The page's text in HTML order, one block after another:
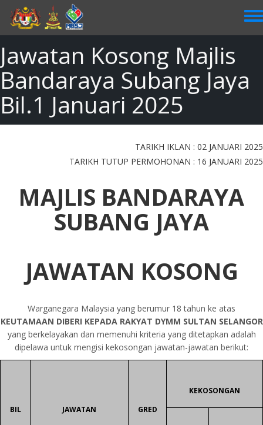
main
content
Jawatan Kosong Majlis
Bandaraya Subang Jaya
Bil.1 Januari 2025
TARIKH IKLAN : 02 JANUARI 2025
TARIKH TUTUP PERMOHONAN : 16 JANUARI 2025
MAJLIS BANDARAYA
SUBANG JAYA
JAWATAN KOSONG
Warganegara Malaysia yang berumur 18 tahun ke atas
KEUTAMAAN DIBERI KEPADA RAKYAT DYMM SULTAN SELANGOR
yang berkelayakan dan memenuhi kriteria yang ditetapkan adalah
dipelawa untuk mengisi kekosongan jawatan-jawatan berikut:
BIL JAWATAN GRED
KEKOSONGAN